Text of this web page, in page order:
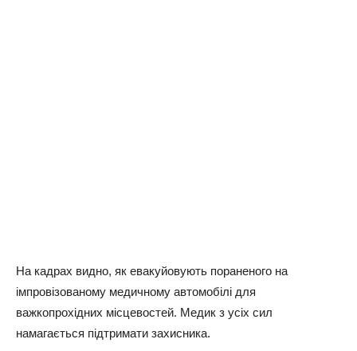
На кадрах видно, як евакуйовують пораненого на
імпровізованому медичному автомобілі для
важкопрохідних місцевостей. Медик з усіх сил
намагається підтримати захисника.